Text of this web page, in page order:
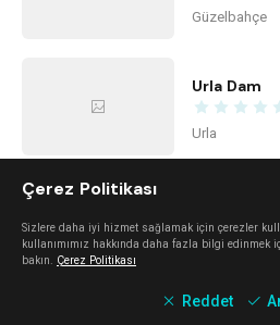
Güzelbahçe
Urla Dam
Urla
Alaçatı
Çerez Politikası
Sizlere daha iyi hizmet sağlamak için çerezler
kullanımımız hakkında daha fazla bilgi edinmek
bakın. Çerez Politikası
Reddet